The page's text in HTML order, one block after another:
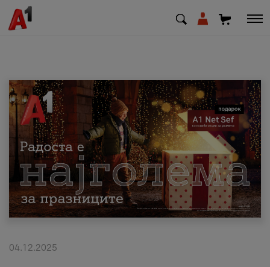
МК EN SQ
Приватни Деловни
Поддршка
Надополни кредит
04.12.2025